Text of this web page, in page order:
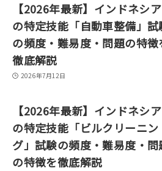
【2026年最新】インドネシ
の特定技能「自動車整備」試
の頻度・難易度・問題の特徴
徹底解説
2026年7月12日
【2026年最新】インドネシ
の特定技能「ビルクリーニン
グ」試験の頻度・難易度・問
の特徴を徹底解説